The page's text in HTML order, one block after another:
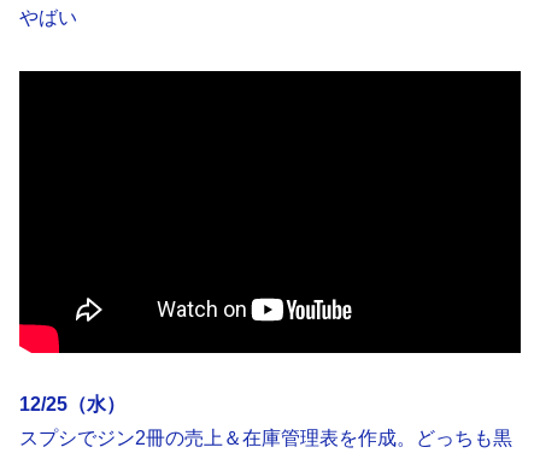
やばい
12/25（水）
スプシでジン2冊の売上＆在庫管理表を作成。どっちも黒